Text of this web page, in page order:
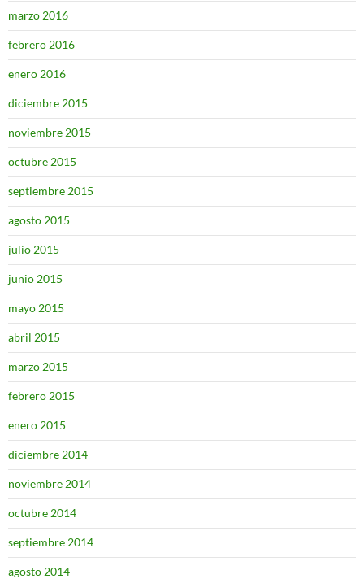
marzo 2016
febrero 2016
enero 2016
diciembre 2015
noviembre 2015
octubre 2015
septiembre 2015
agosto 2015
julio 2015
junio 2015
mayo 2015
abril 2015
marzo 2015
febrero 2015
enero 2015
diciembre 2014
noviembre 2014
octubre 2014
septiembre 2014
agosto 2014